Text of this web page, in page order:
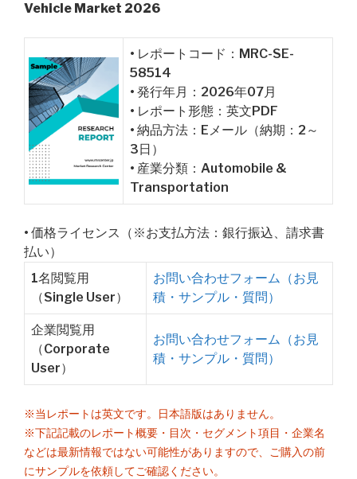
Vehicle Market 2026
• レポートコード：MRC-SE-
58514
• 発行年月：2026年07月
• レポート形態：英文PDF
• 納品方法：Eメール（納期：2～
3日）
• 産業分類：Automobile &
Transportation
• 価格ライセンス（※お支払方法：銀行振込、請求書
払い）
1名閲覧用
（Single User）
お問い合わせフォーム（お見
積・サンプル・質問）
企業閲覧用
（Corporate
User）
お問い合わせフォーム（お見
積・サンプル・質問）
※当レポートは英文です。日本語版はありません。
※下記記載のレポート概要・目次・セグメント項目・企業名
などは最新情報ではない可能性がありますので、ご購入の前
にサンプルを依頼してご確認ください。